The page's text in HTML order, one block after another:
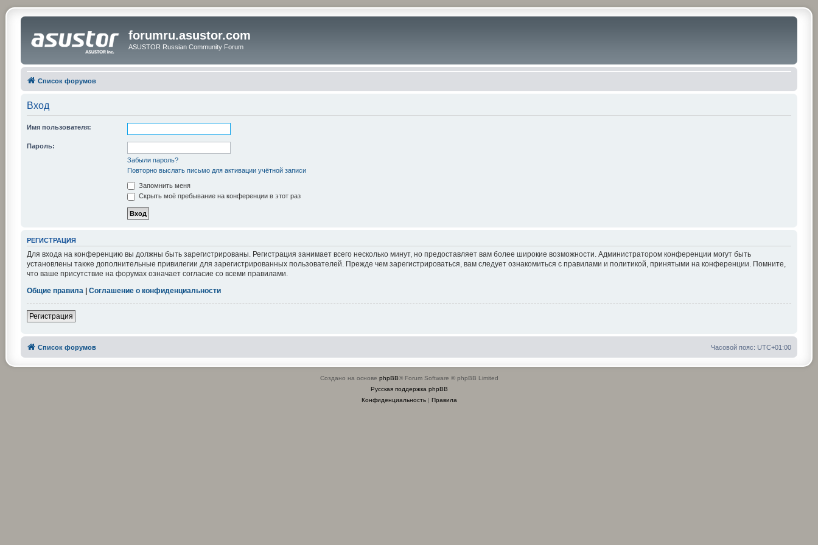
forumru.asustor.com
ASUSTOR Russian Community Forum
Список форумов
Вход
Имя пользователя:
Пароль:
Забыли пароль?
Повторно выслать письмо для активации учётной записи
Запомнить меня
Скрыть моё пребывание на конференции в этот раз
РЕГИСТРАЦИЯ
Для входа на конференцию вы должны быть зарегистрированы. Регистрация занимает всего несколько минут, но предоставляет вам более широкие возможности. Администратором конференции могут быть
установлены также дополнительные привилегии для зарегистрированных пользователей. Прежде чем зарегистрироваться, вам следует ознакомиться с правилами и политикой, принятыми на конференции. Помните,
что ваше присутствие на форумах означает согласие со всеми правилами.
Общие правила| Соглашение о конфиденциальности
Регистрация
Список форумов Часовой пояс: UTC+01:00
Создано на основе phpBB® Forum Software © phpBB Limited
Русская поддержка phpBB
Конфиденциальность| Правила